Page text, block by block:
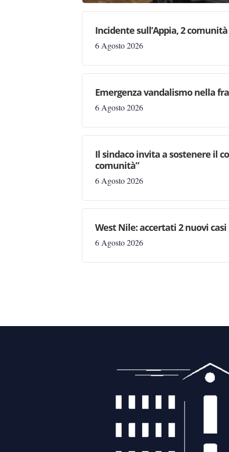
Incidente sull’Appia, 2
6 Agosto 2026
Emergenza vandalismo nella
6 Agosto 2026
Il sindaco invita a sostenere il
comunità”
6 Agosto 2026
West Nile: accertati 2 nuovi
6 Agosto 2026